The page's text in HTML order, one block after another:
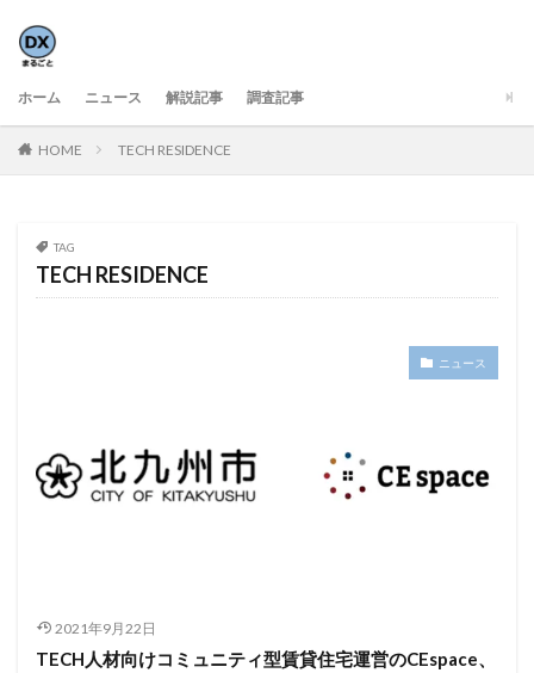
ホーム ニュース 解説記事 調査記事
HOME TECH RESIDENCE
TAG
TECH RESIDENCE
ニュース
2021年9月22日
TECH人材向けコミュニティ型賃貸住宅運営のCEspace、